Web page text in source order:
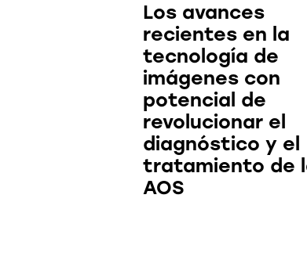
Los avances
recientes en la
tecnología de
imágenes con
potencial de
revolucionar el
diagnóstico y el
tratamiento de
AOS